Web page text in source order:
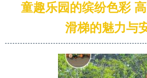
童趣乐园的缤纷色彩
滑梯的魅力与